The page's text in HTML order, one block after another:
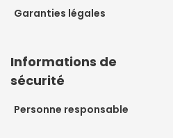
Garanties légales
Informations de
sécurité
Personne responsable